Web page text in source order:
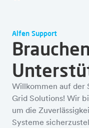
Alfen Support
Willkommen auf der
Grid Solutions! Wir
um die
Systeme